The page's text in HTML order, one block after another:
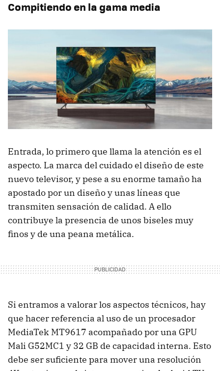
Compitiendo en la gama media
Entrada, lo primero que llama la atención es el
aspecto. La marca del cuidado el diseño de este
nuevo televisor, y pese a su enorme tamaño ha
apostado por un diseño y unas líneas que
transmiten sensación de calidad. A ello
contribuye la presencia de unos biseles muy
finos y de una peana metálica.
Si entramos a valorar los aspectos técnicos, hay
que hacer referencia al uso de un procesador
MediaTek MT9617 acompañado por una GPU
Mali G52MC1 y 32 GB de capacidad interna. Esto
debe ser suficiente para mover una resolución